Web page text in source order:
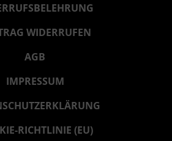
WIDERRUFEN
AGB
IMPRESSUM
RICHTLINIE (EU)